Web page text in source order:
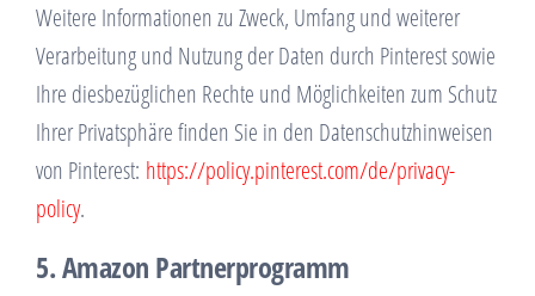
Weitere Informationen zu Zweck, Umfang und weiterer
Verarbeitung und Nutzung der Daten durch Pinterest sowie
Ihre diesbezüglichen Rechte und Möglichkeiten zum Schutz
Ihrer Privatsphäre finden Sie in den Datenschutzhinweisen
von Pinterest: https://policy.pinterest.com/de/privacy-
policy.
5. Amazon Partnerprogramm